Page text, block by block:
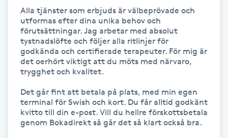
Gravidyoga
Gruppträning
Gua Sha-massage
Hatha Yoga
Alla tjänster som erbjuds är välbeprövade och
utformas efter dina unika behov och
förutsättningar. Jag arbetar med absolut
tystnadslöfte och följer alla ritlinjer för
godkända och certifierade terapeuter. För mig är
det oerhört viktigt att du möts med närvaro,
trygghet och kvalitet.
Det går fint att betala på plats, med min egen
terminal för Swish och kort. Du får alltid godkänt
kvitto till din e-post. Vill du hellre förskottsbetala
genom Bokadirekt så går det så klart också bra.